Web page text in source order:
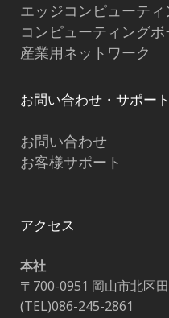
エッジコンピューテ
コンピューティング
産業用ネットワーク
お問い合わせ・サポート
お問い合わせ
お客様サポート
アクセス
本社
〒700-0951 岡山市北区
(TEL)086-245-2861